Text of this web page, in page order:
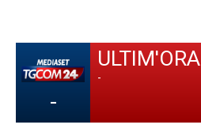
-
ULTIM'ORA
-